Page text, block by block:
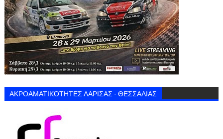
ΑΚΡΟΑΜΑΤΙΚΌΤΗΤΕΣ ΛΑΡΙΣΑΣ - ΘΕΣΣΑΛΙΑΣ